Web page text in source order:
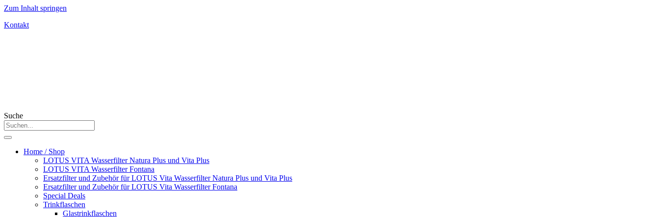
Zum Inhalt springen
Kontakt
Suche
Home / Shop
LOTUS VITA Wasserfilter Natura Plus und Vita Plus
LOTUS VITA Wasserfilter Fontana
Ersatzfilter und Zubehör für LOTUS Vita Wasserfilter Natura Plus und Vita Plus
Ersatzfilter und Zubehör für LOTUS Vita Wasserfilter Fontana
Special Deals
Trinkflaschen
Glastrinkflaschen